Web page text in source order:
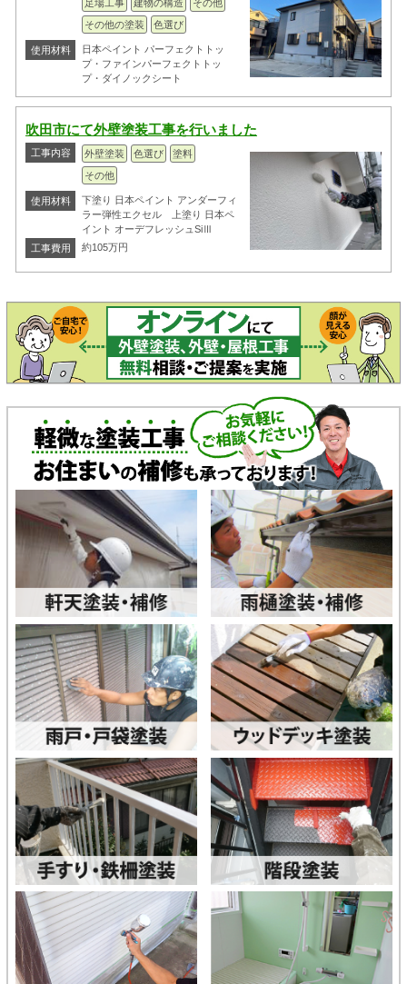
足場工事 建物の構造
その他
その他の塗装
色選び
使用材料
日本ペイント パーフェクトトッ
プ・ファインパーフェクトトッ
プ・ダイノックシート
吹田市にて外壁塗装工事を行いました
工事内容 外壁塗装 色選び
塗料
その他
使用材料
下塗り 日本ペイント アンダーフィ
ラー弾性エクセル 上塗り 日本ペ
イント オーデフレッシュSiⅢ
工事費用
約105万円